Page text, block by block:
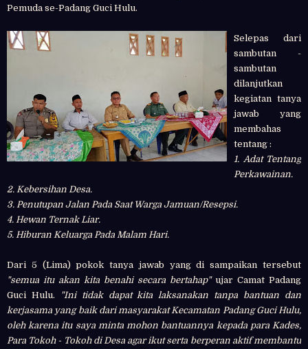
Pemuda se-Padang Guci Hulu.
Selepas dari
sambutan -
sambutan
dilanjutkan
kegiatan tanya
jawab yang
membahas
tentang :
1. Adat Tentang
Perkawainan.
2. Kebersihan Desa.
3. Penutupan Jalan Pada Saat Warga Jamuan/Resepsi.
4. Hewan Ternak Liar.
5. Hiburan Keluarga Pada Malam Hari.
Dari 5 (Lima) pokok tanya jawab yang di sampaikan tersebut
"semua itu akan kita benahi secara bertahap"ujar Camat Padang
Guci Hulu.
"Ini tidak dapat kita laksanakan tanpa bantuan dan
kerjasama yang baik dari masyarakat Kecamatan Padang Guci Hulu,
oleh karena itu saya minta mohon bantuannya kepada para Kades,
Para Tokoh - Tokoh di Desa agar ikut serta berperan aktif membantu